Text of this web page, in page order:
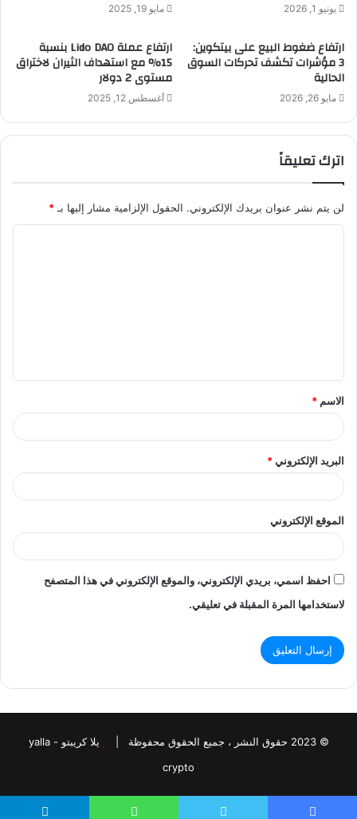
يونيو 1, 2026 مايو 19, 2025
ارتفاع ضغوط البيع على بيتكوين:
3 مؤشرات تكشف تحركات السوق
الحالية
مايو 26, 2026
ارتفاع عملة Lido DAO بنسبة
15% مع استهداف الثيران لاختراق
مستوى 2 دولار
أغسطس 12, 2025
اترك تعليقاً
لن يتم نشر عنوان بريدك الإلكتروني. الحقول الإلزامية مشار إليها بـ *
ق
*
الاسم *
البريد الإلكتروني*
الموقع الإلكتروني
احفظ اسمي، بريدي الإلكتروني، والموقع الإلكتروني في هذا المتصفح
لاستخدامها المرة المقبلة في تعليقي.
© 2023 حقوق النشر ، جميع الحقوق محفوظة |
يلا كريبتو - yalla
crypto